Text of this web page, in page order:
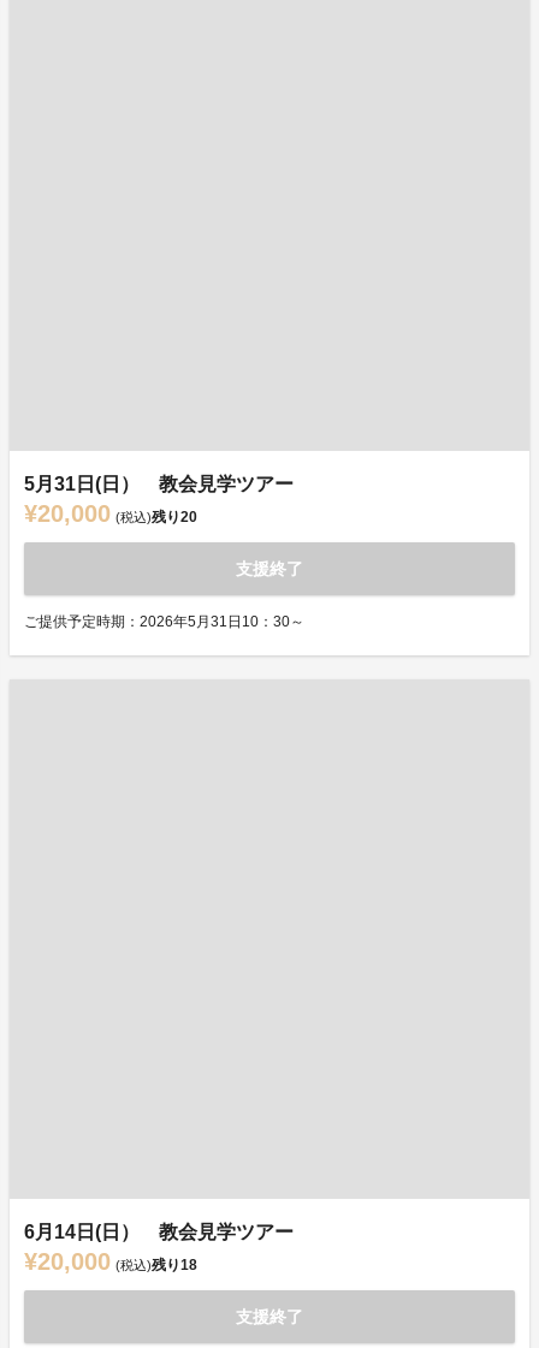
5月31日(日） 教会見学ツアー
¥20,000 (税込)残り20
支援終了
ご提供予定時期：2026年5月31日10：30～
6月14日(日） 教会見学ツアー
¥20,000 (税込)残り18
支援終了